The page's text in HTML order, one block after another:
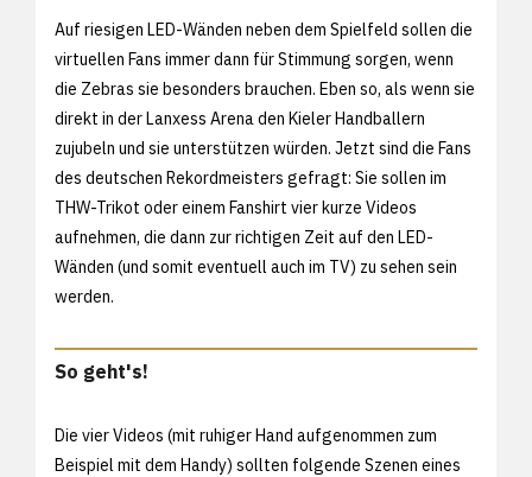
Auf riesigen LED-Wänden neben dem Spielfeld sollen die
virtuellen Fans immer dann für Stimmung sorgen, wenn
die Zebras sie besonders brauchen. Eben so, als wenn sie
direkt in der Lanxess Arena den Kieler Handballern
zujubeln und sie unterstützen würden. Jetzt sind die Fans
des deutschen Rekordmeisters gefragt: Sie sollen im
THW-Trikot oder einem Fanshirt vier kurze Videos
aufnehmen, die dann zur richtigen Zeit auf den LED-
Wänden (und somit eventuell auch im TV) zu sehen sein
werden.
So geht's!
Die vier Videos (mit ruhiger Hand aufgenommen zum
Beispiel mit dem Handy) sollten folgende Szenen eines